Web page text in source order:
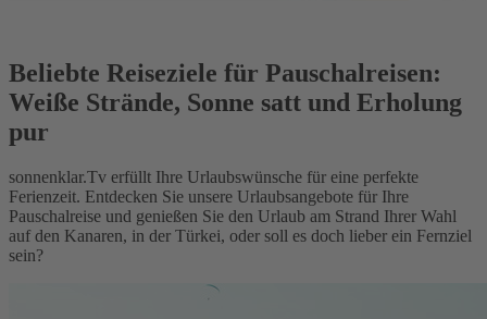
Beliebte Reiseziele für Pauschalreisen:
Weiße Strände, Sonne satt und Erholung
pur
sonnenklar.Tv erfüllt Ihre Urlaubswünsche für eine perfekte
Ferienzeit. Entdecken Sie unsere Urlaubsangebote für Ihre
Pauschalreise und genießen Sie den Urlaub am Strand Ihrer Wahl
auf den Kanaren, in der Türkei, oder soll es doch lieber ein Fernziel
sein?